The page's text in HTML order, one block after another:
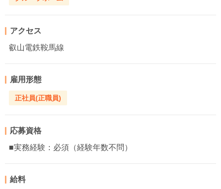
アクセス
叡山電鉄鞍馬線
雇用形態
正社員(正職員)
応募資格
■実務経験：必須（経験年数不問）
給料